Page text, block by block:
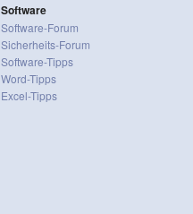
Software
Software-Forum
Sicherheits-Forum
Software-Tipps
Word-Tipps
Excel-Tipps